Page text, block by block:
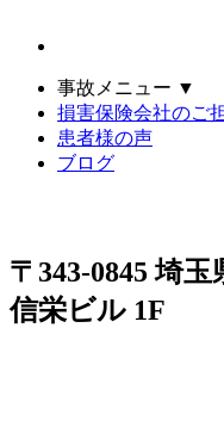
事故メニュー ▼
損害保険会社のご
患者様の声
ブログ
〒343-0845 埼
信栄ビル 1F